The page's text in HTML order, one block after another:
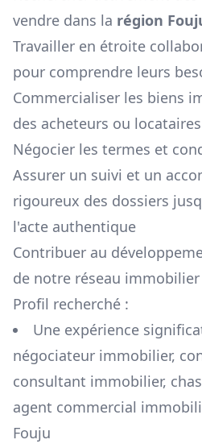
vendre dans la région
Travailler en étroite
pour comprendre leurs
Commercialiser les biens
des acheteurs ou
Négocier les termes et
Assurer un suivi et un
rigoureux des dossiers
l'acte authentique
Contribuer au
de notre réseau
Profil recherché :
Une expérience
négociateur immobilier,
consultant immobilier,
agent commercial
Fouju